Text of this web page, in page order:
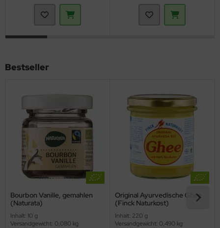
Bestseller
Bourbon Vanille, gemahlen
(Naturata)
Inhalt: 10 g
Versandgewicht: 0,080 kg
Original Ayurvedische Ghee
(Finck Naturkost)
Inhalt: 220 g
Versandgewicht: 0,490 kg